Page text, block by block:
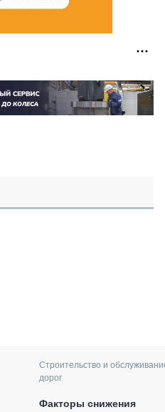
Строительство и
дорог
Факторы снижения